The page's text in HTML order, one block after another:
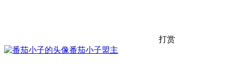
打赏
番茄小子盟主